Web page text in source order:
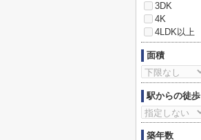
3DK
4K
4LDK以上
面積
駅からの徒歩
築年数